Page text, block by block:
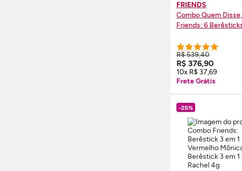
FRIENDS
Combo Quem
Friends: 6
R$ 539,40
R$ 376,90
10x R$ 37,69
Frete Grátis
COMPRE
-25%